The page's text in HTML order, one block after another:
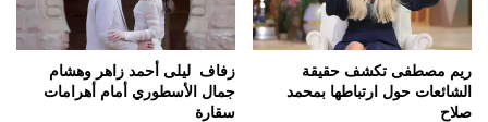
ريم مصطفى تكشف حقيقة
الشائعات حول ارتباطها بمحمد
صلاح
زفاف ليلى أحمد زاهر وهشام
جمال الأسطوري أمام أهرامات
سقارة